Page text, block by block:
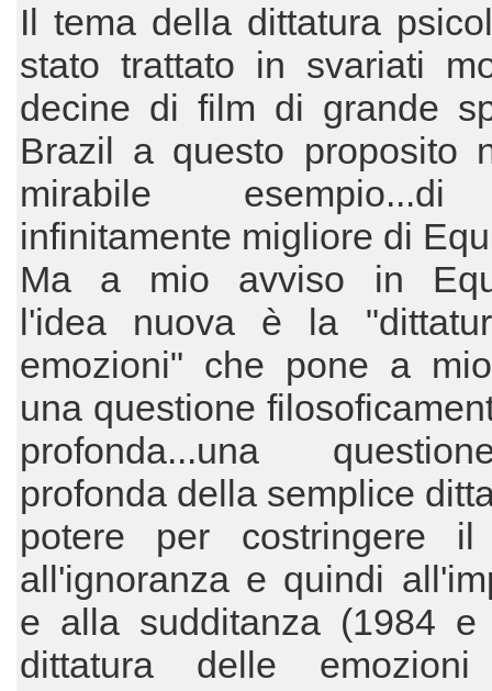
Il tema della dittatura
stato trattato in svariati
decine di film di grande
Brazil a questo proposito
mirabile
infinitamente migliore di
Ma a mio avviso in
l'idea nuova è la
emozioni" che pone a
una questione
profonda...una
profonda della semplice
potere per costringere il
all'ignoranza e quindi
e alla sudditanza (1984
dittatura delle